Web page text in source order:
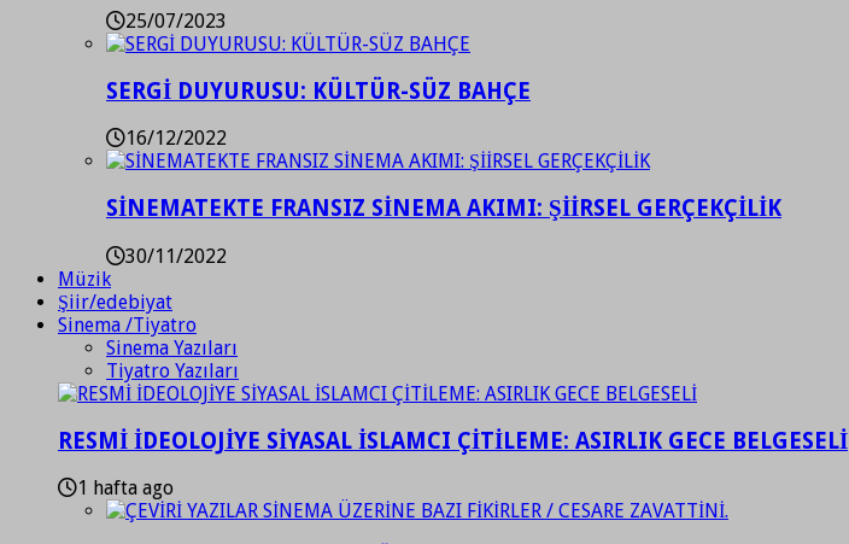
25/07/2023
SERGİ DUYURUSU: KÜLTÜR-SÜZ BAHÇE
16/12/2022
SİNEMATEKTE FRANSIZ SİNEMA AKIMI: ŞİİRSEL GERÇEKÇİLİK
30/11/2022
Müzik
Şiir/edebiyat
Sinema /Tiyatro
Sinema Yazıları
Tiyatro Yazıları
RESMİ İDEOLOJİYE SİYASAL İSLAMCI ÇİTİLEME: ASIRLIK GECE BELGESELİ
1 hafta ago